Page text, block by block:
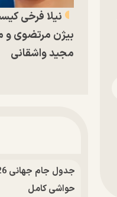
نیلا فرخی
بیژن مرتضوی و
مجید واشقانی
حواشی کامل